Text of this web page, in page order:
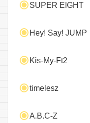
SUPER EIGHT
Hey! Say! JUMP
Kis-My-Ft2
timelesz
A.B.C-Z